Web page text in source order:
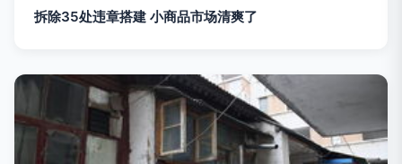
拆除35处违章搭建 小商品市场清爽了